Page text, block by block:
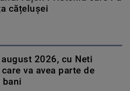
cățelușei
2026, cu Neti
va avea parte de